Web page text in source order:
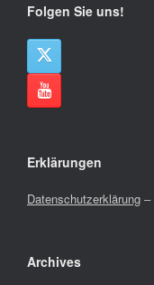
Folgen Sie uns!
Erklärungen
Datenschutzerklärung –
Archives